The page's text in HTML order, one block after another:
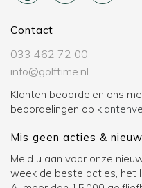
Contact
033 462 72 00
info@golftime.nl
Klanten beoordelen ons
beoordelingen op
Mis geen acties &
Meld u aan voor onze
week de beste acties, het